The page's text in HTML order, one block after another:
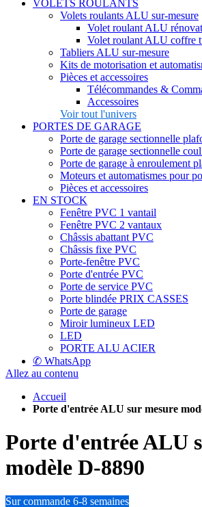
VOLETS ROULANTS
Volets roulants ALU sur-mesure
Volet roulant ALU
Volet roulant ALU coffre
Tabliers ALU sur-mesure
Kits de motorisation et
Pièces et accessoires
Télécommandes &
Accessoires
Voir tout l'univers
PORTES DE GARAGE
Porte de garage sectionnelle
Porte de garage sectionnelle
Porte de garage à enroulement
Moteurs et automatismes pour
Pièces et accessoires
EN STOCK
Fenêtre PVC 1 vantail
Fenêtre PVC 2 vantaux
Châssis abattant PVC
Châssis fixe PVC
Porte-fenêtre PVC
Porte d'entrée PVC
Porte de service PVC
Porte blindée PRIX CASSES
Porte de garage
Miroir lumineux LED
LED
PORTE ALU ACIER
✆ WhatsApp
Allez au contenu
Accueil
Porte d'entrée ALU sur mesure
Porte d'entrée ALU
modèle D-8890